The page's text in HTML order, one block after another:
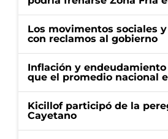
Los movimentos sociales
con reclamos al gobierno
Inflación y
que el promedio nacional
Kicillof participó de la
Cayetano